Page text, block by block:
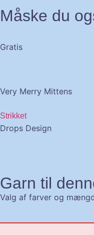
Måske du
Gratis
Very Merry Mittens
Strikket
Drops Design
Garn til
Valg af farver og